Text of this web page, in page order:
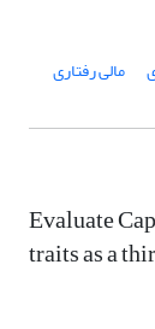
مالی رفتاری
Evaluate
traits as a